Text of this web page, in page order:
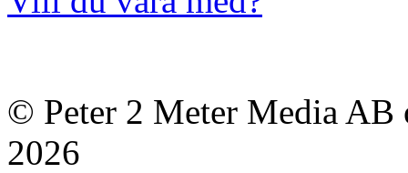
© Peter 2 Meter Media AB
2026